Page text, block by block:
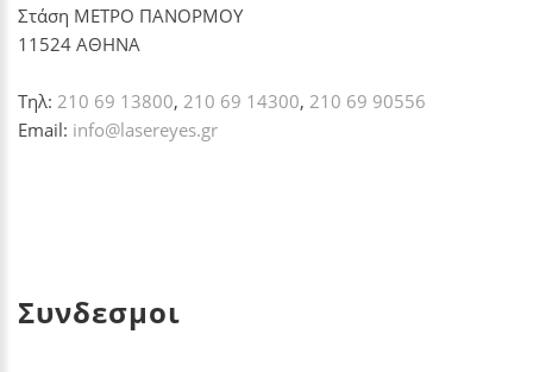
Στάση ΜΕΤΡΟ ΠΑΝΟΡΜΟΥ
11524 ΑΘΗΝΑ
Τηλ: 210 69 13800, 210 69 14300, 210 69 90556
Email: info@lasereyes.gr
Συνδεσμοι